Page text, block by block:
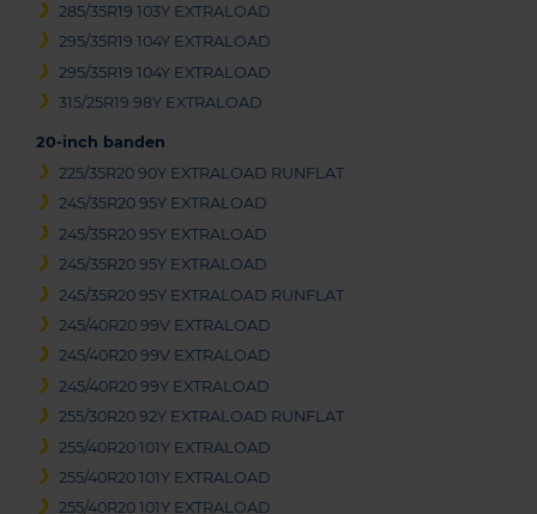
285/35R19 103Y EXTRALOAD
295/35R19 104Y EXTRALOAD
295/35R19 104Y EXTRALOAD
315/25R19 98Y EXTRALOAD
20-inch banden
225/35R20 90Y EXTRALOAD RUNFLAT
245/35R20 95Y EXTRALOAD
245/35R20 95Y EXTRALOAD
245/35R20 95Y EXTRALOAD
245/35R20 95Y EXTRALOAD RUNFLAT
245/40R20 99V EXTRALOAD
245/40R20 99V EXTRALOAD
245/40R20 99Y EXTRALOAD
255/30R20 92Y EXTRALOAD RUNFLAT
255/40R20 101Y EXTRALOAD
255/40R20 101Y EXTRALOAD
255/40R20 101Y EXTRALOAD